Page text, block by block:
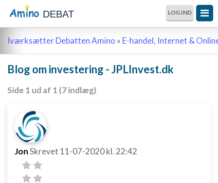
DEBAT LOG IND
Iværksætter Debatten Amino » E-handel, Internet &
Blog om investering - JPLInvest.dk
Side 1 ud af 1 (7 indlæg)
JonSkrevet 11-07-2020kl. 22:42